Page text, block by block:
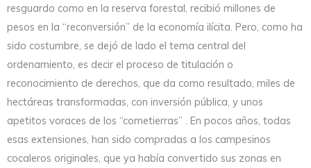
resguardo como en la reserva forestal, recibió millones de
pesos en la “reconversión” de la economía ilícita. Pero, como ha
sido costumbre, se dejó de lado el tema central del
ordenamiento, es decir el proceso de titulación o
reconocimiento de derechos, que da como resultado, miles de
hectáreas transformadas, con inversión pública, y unos
apetitos voraces de los “cometierras” . En pocos años, todas
esas extensiones, han sido compradas a los campesinos
cocaleros originales, que ya había convertido sus zonas en